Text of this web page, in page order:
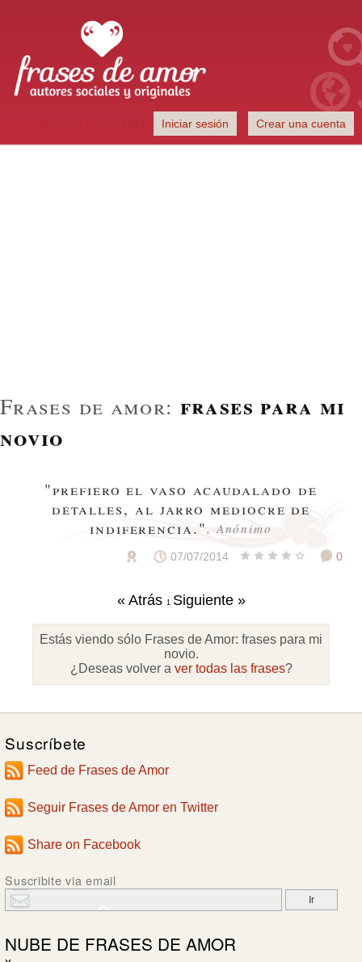
Autores sociales y originales
Iniciar sesión Crear una cuenta
Frases de amor: frases para mi
novio
"prefiero el vaso acaudalado de
detalles, al jarro mediocre de
indiferencia.", Anónimo
07/07/2014 0
« Atrás 1 Siguiente »
Estás viendo sólo Frases de Amor: frases para mi
novio.
¿Deseas volver a ver todas las frases?
Suscríbete
Feed de Frases de Amor
Seguir Frases de Amor en Twitter
Share on Facebook
Suscribite via email
NUBE DE FRASES DE AMOR